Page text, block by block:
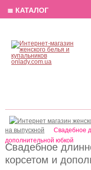
Свадебное
корсетом и
на выпускной
Свадебное
дополнительной юбкой
≣ КАТАЛОГ